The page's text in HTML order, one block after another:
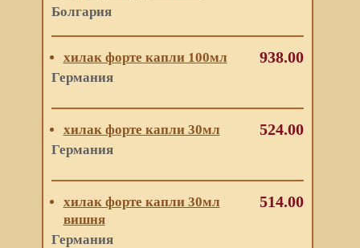
Болгария
хилак форте капли 100мл
Германия
938.00
хилак форте капли 30мл
Германия
524.00
хилак форте капли 30мл
вишня
Германия
514.00